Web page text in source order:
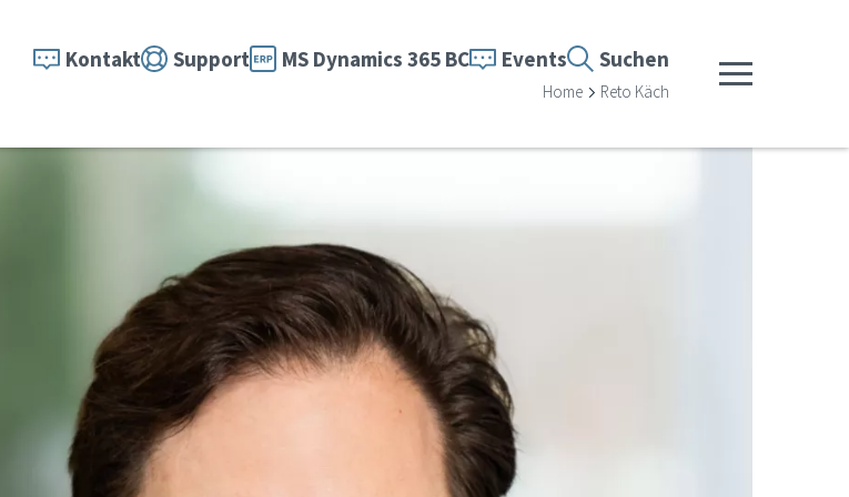
Kontakt Support MS Dynamics 365 BC Events Suchen
Home Reto Käch Menü